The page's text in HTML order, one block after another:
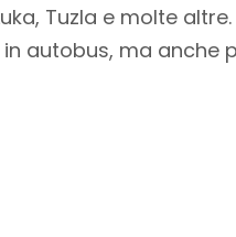
Tuzla e molte
autobus, ma anche